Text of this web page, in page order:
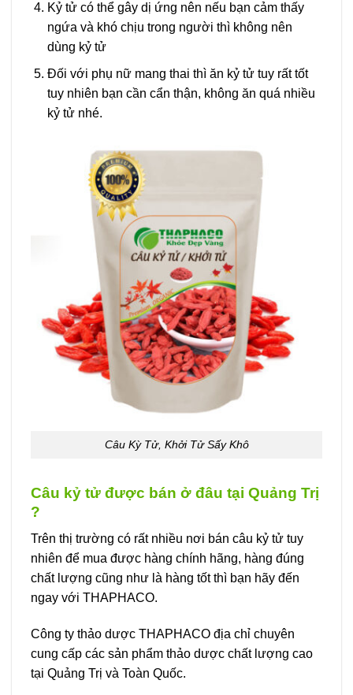
Kỷ tử có thể gây dị ứng nên nếu bạn cảm thấy
ngứa và khó chịu trong người thì không nên
dùng kỷ tử
Đối với phụ nữ mang thai thì ăn kỷ tử tuy rất tốt
tuy nhiên bạn cần cẩn thận, không ăn quá nhiều
kỷ tử nhé.
Câu Kỳ Tử, Khởi Tử Sấy Khô
Câu kỷ tử được bán ở đâu tại Quảng Trị
?
Trên thị trường có rất nhiều nơi bán câu kỷ tử tuy
nhiên để mua được hàng chính hãng, hàng đúng
chất lượng cũng như là hàng tốt thì bạn hãy đến
ngay với THAPHACO.
Công ty thảo dược THAPHACO địa chỉ chuyên
cung cấp các sản phẩm thảo dược chất lượng cao
tại Quảng Trị và Toàn Quốc.